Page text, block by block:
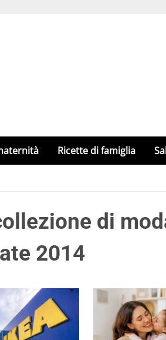
Ricette di famiglia
di
2014